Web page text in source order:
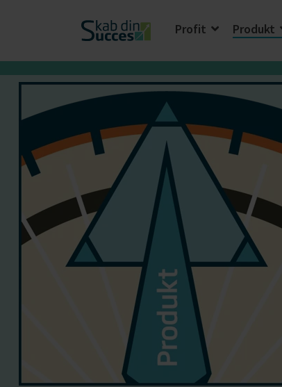
Profit Produkt
Start din vækst
Profit
Produkt
Marketing